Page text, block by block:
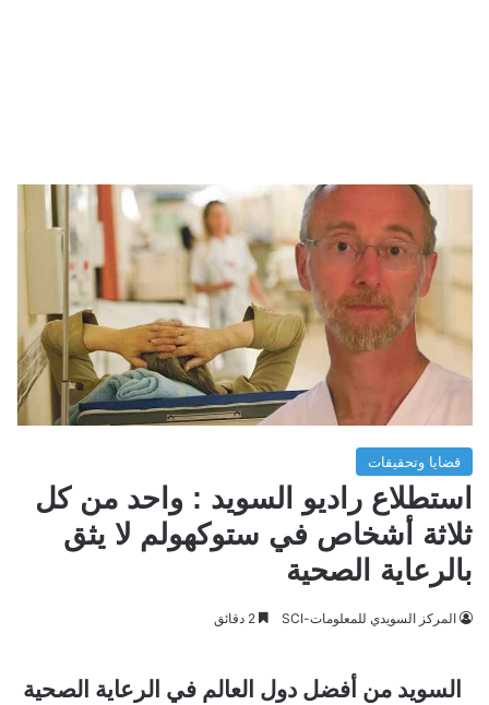
قضايا وتحقيقات
استطلاع راديو السويد : واحد من كل
ثلاثة أشخاص في ستوكهولم لا يثق
بالرعاية الصحية
المركز السويدي للمعلومات-SCI
السويد من أفضل دول العالم في الرعاية الصحية